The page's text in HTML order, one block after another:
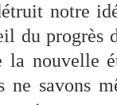
notre
du progrès
la
ne savons